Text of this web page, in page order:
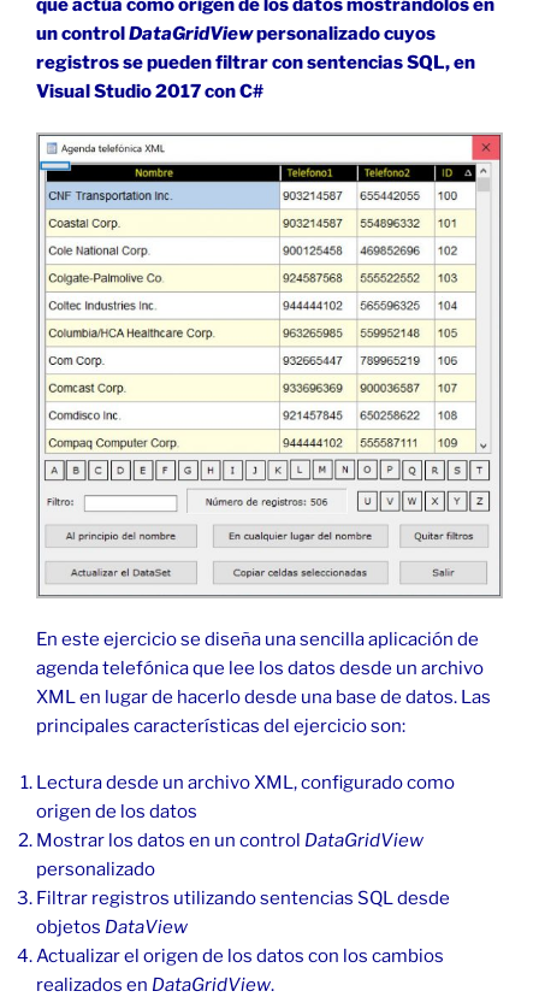
que actúa como origen de los datos mostrándolos en
un controlDataGridViewpersonalizado cuyos
registros se pueden filtrar con sentencias SQL, en
Visual Studio 2017 con C#
En este ejercicio se diseña una sencilla aplicación de
agenda telefónica que lee los datos desde un archivo
XML en lugar de hacerlo desde una base de datos. Las
principales características del ejercicio son:
Lectura desde un archivo XML, configurado como
origen de los datos
Mostrar los datos en un control DataGridView
personalizado
Filtrar registros utilizando sentencias SQL desde
objetos DataView
Actualizar el origen de los datos con los cambios
realizados en DataGridView.